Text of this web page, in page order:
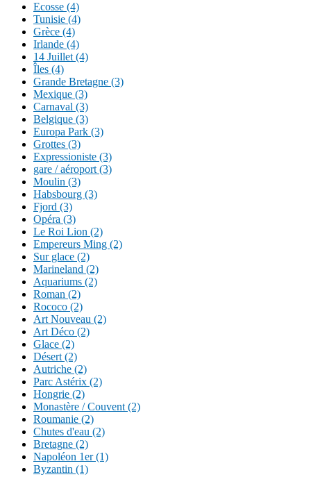
Ecosse (4)
Tunisie (4)
Grèce (4)
Irlande (4)
14 Juillet (4)
Îles (4)
Grande Bretagne (3)
Mexique (3)
Carnaval (3)
Belgique (3)
Europa Park (3)
Grottes (3)
Expressioniste (3)
gare / aéroport (3)
Moulin (3)
Habsbourg (3)
Fjord (3)
Opéra (3)
Le Roi Lion (2)
Empereurs Ming (2)
Sur glace (2)
Marineland (2)
Aquariums (2)
Roman (2)
Rococo (2)
Art Nouveau (2)
Art Déco (2)
Glace (2)
Désert (2)
Autriche (2)
Parc Astérix (2)
Hongrie (2)
Monastère / Couvent (2)
Roumanie (2)
Chutes d'eau (2)
Bretagne (2)
Napoléon 1er (1)
Byzantin (1)